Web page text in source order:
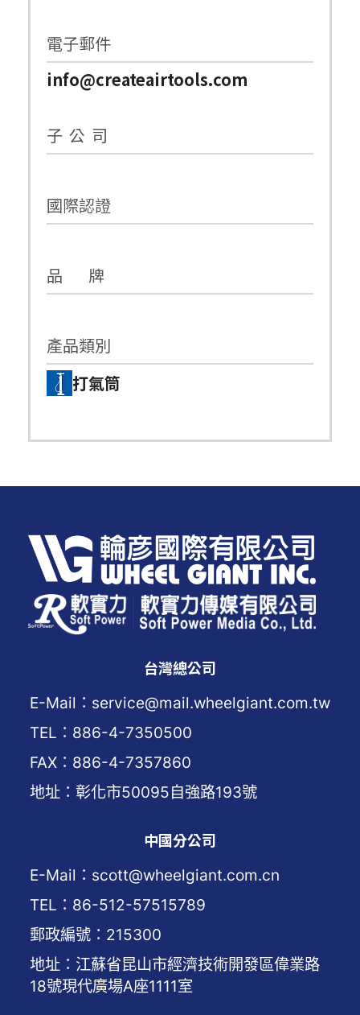
電子郵件
info@createairtools.com
子 公 司
國際認證
品 牌
產品類別
打氣筒
台灣總公司
E-Mail：service@mail.wheelgiant.com.tw
TEL：886-4-7350500
FAX：886-4-7357860
地址：彰化市50095自強路193號
中國分公司
E-Mail：scott@wheelgiant.com.cn
TEL：86-512-57515789
郵政編號：215300
地址：江蘇省昆山市經濟技術開發區偉業路
18號現代廣場A座1111室